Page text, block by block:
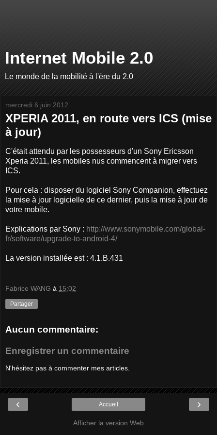
Internet Mobile 2.0
Le monde de la mobilité à l'ère du 2.0
mercredi 6 juin 2012
XPERIA 2011, en route vers ICS (mise
à jour)
C'était attendu par les possesseurs d'un Sony Ericsson
Xperia 2011, les mobiles nus commencent à migrer vers
ICS.
Pour cela : disposer du logiciel Sony Companion, effectuez
la mise à jour logicielle de ce dernier, puis la mise à jour de
votre mobile.
Explications par Sony : http://www.sonymobile.com/global-
fr/software/upgrade-to-android-4/
La version installée est : 4.1.B.431
Fabrice WANG à 15:02
Partager
Aucun commentaire:
Enregistrer un commentaire
N'hésitez pas à commenter mes articles.
‹ ›
Accueil
Afficher la version Web